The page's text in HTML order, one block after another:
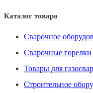
Каталог товара
Сварочное
Сварочные
Товары для
Строительное